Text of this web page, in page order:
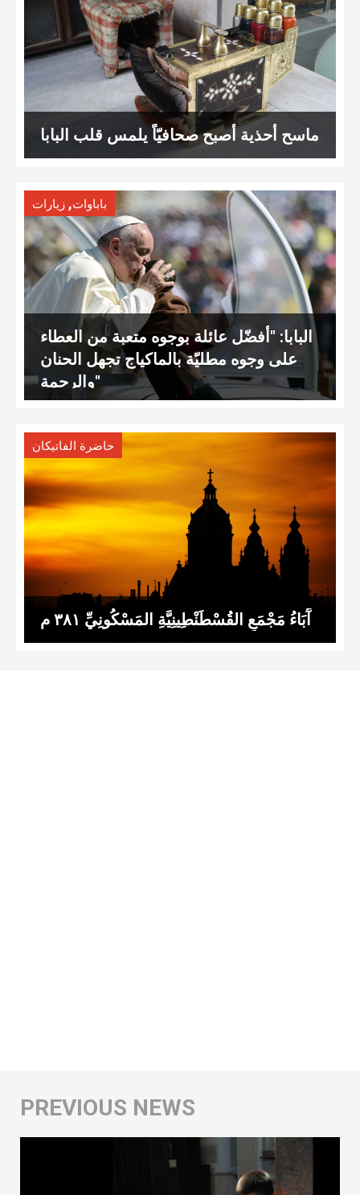
ماسح أحذية أصبح صحافيّاً يلمس قلب البابا
باباوات, زيارات
البابا: "أفضّل عائلة بوجوه متعبة من العطاء
على وجوه مطليّة بالماكياج تجهل الحنان
والرحمة"
حاضرة الفاتيكان
آَبَاءُ مَجْمَعِ القُسْطَنْطِينِيَّةِ المَسْكُونِيِّ ٣٨١ م